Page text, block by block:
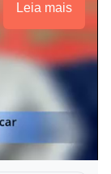
Leia mais